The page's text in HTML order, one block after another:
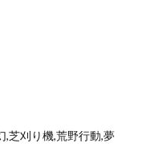
,芝刈り機,荒野行動,夢